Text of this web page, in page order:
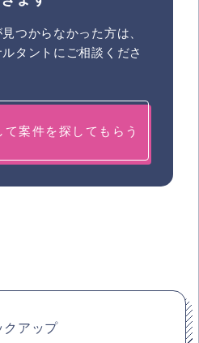
つからなかった方は、
タントにご相談くださ
案件を探してもらう
クアップ